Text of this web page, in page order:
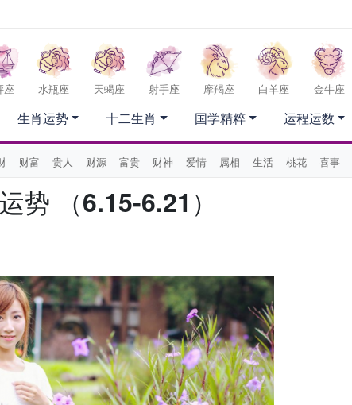
座 水瓶座 天蝎座 射手座 摩羯座 白羊座 金牛座
财富 贵人 财源 富贵 财神 爱情 属相 生活 桃花 喜事
生肖运势 十二生肖 国学精粹 运程运数
势 （6.15-6.21）